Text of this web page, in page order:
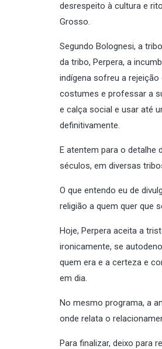
desrespeito à cultura e
Grosso.
Segundo Bolognesi, a
da tribo, Perpera, a
indígena sofreu a
costumes e professar a
e calça social e usar até
definitivamente.
E atentem para o detalhe
séculos, em diversas
O que entendo eu de
religião a quem quer que
Hoje, Perpera aceita a
ironicamente, se
quem era e a certeza e
em dia.
No mesmo programa, a
onde relata o
Para finalizar, deixo para